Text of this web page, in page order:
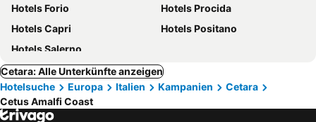
Hotels Forio
Hotels Procida
Hotels Capri
Hotels Positano
Hotels Salerno
Cetara: Alle Unterkünfte anzeigen
Hotelsuche
Europa Italien Kampanien
Cetara
Cetus Amalfi Coast